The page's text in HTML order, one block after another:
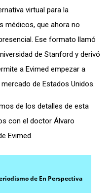
virtual para la
médicos, que ahora no
Ese formato llamó
de Stanford y derivó
a Evimed empezar a
de Estados Unidos.
de los detalles de esta
con el doctor Álvaro
Evimed.
de En Perspectiva